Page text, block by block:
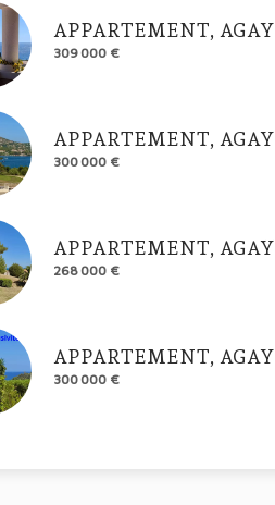
APPARTEMENT, AGAY
309 000 €
APPARTEMENT, AGAY
300 000 €
APPARTEMENT, AGAY
268 000 €
APPARTEMENT, AGAY
300 000 €